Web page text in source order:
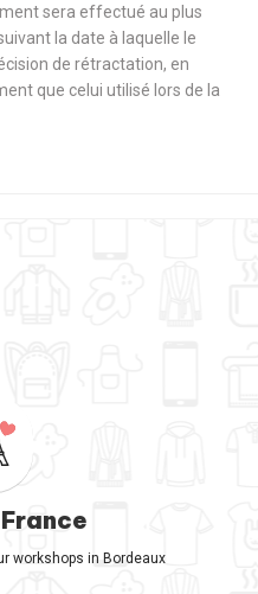
sera effectué au plus
la date à laquelle le
de rétractation, en
que celui utilisé lors de la
workshops in Bordeaux